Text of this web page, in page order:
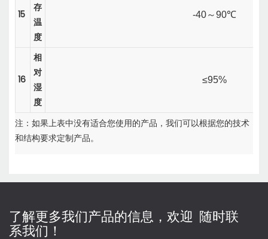
15
存
温
度
-40～90℃
16
相
对
湿
度
≤95%
注：如果上表中没有适合您使用的产品，我们可以根据您的技术
和结构要求定制产品。
了解更多我们产品的信息，欢迎 随时联
系我们！